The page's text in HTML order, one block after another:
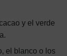
y el verde
el blanco o los